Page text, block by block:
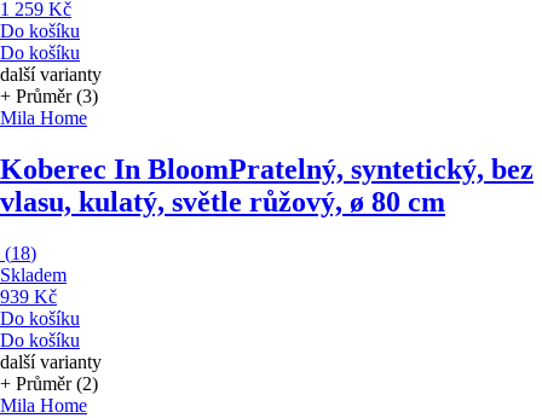
1 259 Kč
Do košíku
Do košíku
další varianty
+ Průměr (3)
Mila Home
Koberec In BloomPratelný, syntetický, bez
vlasu, kulatý, světle růžový, ø 80 cm
(18)
Skladem
939 Kč
Do košíku
Do košíku
další varianty
+ Průměr (2)
Mila Home